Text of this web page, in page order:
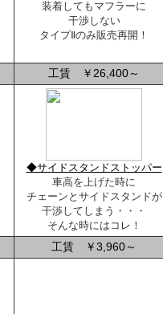
装着してもマフラーに
干渉しない
タイプⅡのみ販売再開！
工賃 ￥26,400～
◆サイドスタンドストッパー
車高を上げた時に
チェーンとサイドスタンドが
干渉してしまう・・・
そんな時にはコレ！
工賃 ￥3,960～